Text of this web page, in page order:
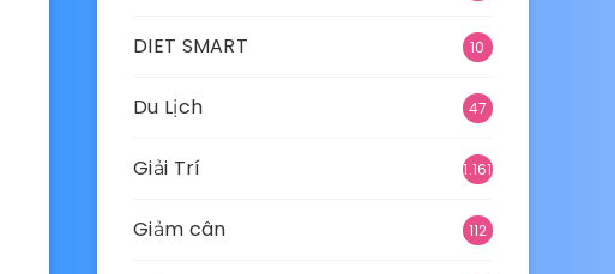
DIET SMART 10
Du Lịch 47
Giải Trí 1.161
Giảm cân 112